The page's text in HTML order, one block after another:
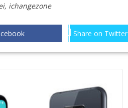
ichangezone
Share on Twitter